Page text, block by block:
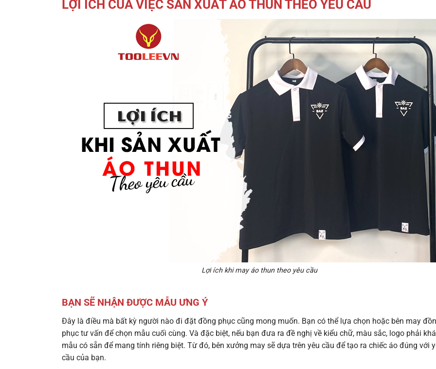
LỢI ÍCH CỦA VIỆC SẢN XUẤT ÁO THUN THEO YÊU CẦU
Lợi ích khi may áo thun theo yêu cầu
BẠN SẼ NHẬN ĐƯỢC MẪU ƯNG Ý
Đây là điều mà bất kỳ người nào đi đặt đồng phục cũng mong muốn. Bạn có thể lựa chọn hoặc bên may
phục tư vấn để chọn mẫu cuối cùng. Và đặc biệt, nếu bạn đưa ra đề nghị về kiểu chữ, màu sắc, logo phải
mẫu có sẵn để mang tính riêng biệt. Từ đó, bên xưởng may sẽ dựa trên yêu cầu để tạo ra chiếc áo đúng với
cầu của bạn.